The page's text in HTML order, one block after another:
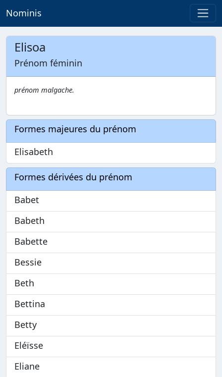
Nominis
Elisoa
Prénom féminin
prénom malgache.
Formes majeures du prénom
Elisabeth
Formes dérivées du prénom
Babet
Babeth
Babette
Bessie
Beth
Bettina
Betty
Eléïsse
Eliane